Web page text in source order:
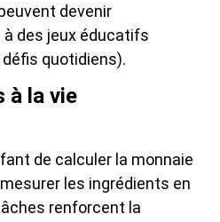
devenir
des jeux éducatifs
quotidiens).
à la vie
de calculer la monnaie
mesurer les ingrédients en
renforcent la